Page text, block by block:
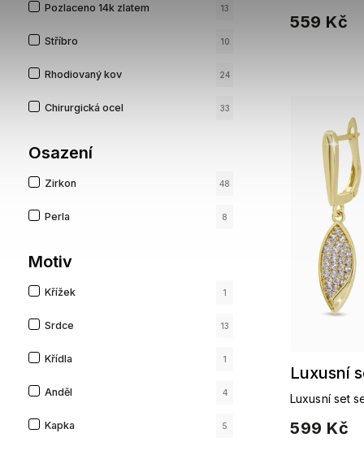
Pozlaceno 14k zlatem 13
Stříbro 10
Rhodiovaný kov 24
Chirurgická ocel 33
Osazení
Zirkon 48
Perla 8
Motiv
Křížek 1
Srdce 13
Křídla 1
Anděl 4
Kapka 5
559 Kč
Luxusní
599 Kč
Luxusní set